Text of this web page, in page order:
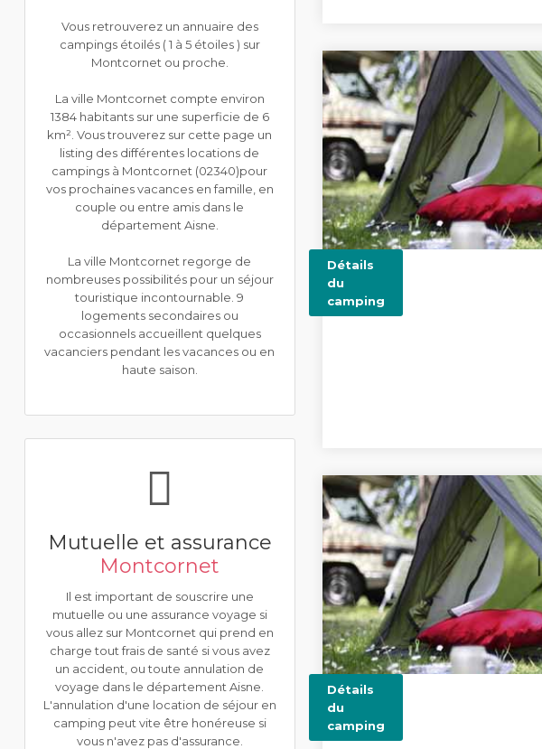
Vous retrouverez un annuaire des
campings étoilés ( 1 à 5 étoiles ) sur
Montcornet ou proche.
La ville Montcornet compte environ
1384 habitants sur une superficie de 6
km². Vous trouverez sur cette page un
listing des différentes locations de
campings à Montcornet (02340)pour
vos prochaines vacances en famille, en
couple ou entre amis dans le
département Aisne.
La ville Montcornet regorge de
nombreuses possibilités pour un séjour
touristique incontournable. 9
logements secondaires ou
occasionnels accueillent quelques
vacanciers pendant les vacances ou en
haute saison.
Mutuelle et assurance
Montcornet
Il est important de souscrire une
mutuelle ou une assurance voyage si
vous allez sur Montcornet qui prend en
charge tout frais de santé si vous avez
un accident, ou toute annulation de
voyage dans le département Aisne.
L'annulation d'une location de séjour en
camping peut vite être honéreuse si
vous n'avez pas d'assurance.
Détails
du
camping
Détails
du
camping